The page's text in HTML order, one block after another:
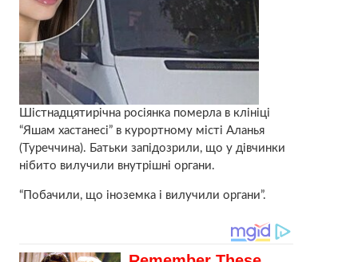
Шістнадцятирічна росіянка померла в клініці
“Яшам хастанесі” в курортному місті Аланья
(Туреччина). Батьки запідозрили, що у дівчинки
нібито вилучили внутрішні органи.
“Побачили, що іноземка і вилучили органи”.